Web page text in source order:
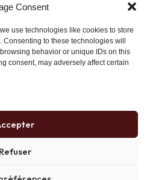
Consent
use technologies like cookies to store
to these technologies will
behavior or unique IDs on this
consent, may adversely affect certain
Refuser
Libertés
45 39